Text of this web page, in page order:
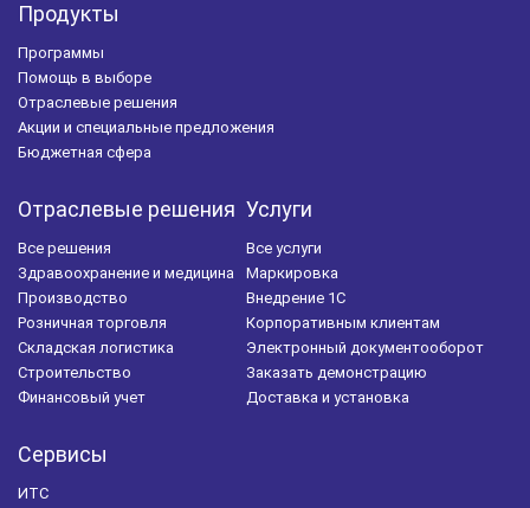
Продукты
Программы
Помощь в выборе
Отраслевые решения
Акции и специальные предложения
Бюджетная сфера
Отраслевые решения
Все решения
Здравоохранение и медицина
Производство
Розничная торговля
Складская логистика
Строительство
Финансовый учет
Услуги
Все услуги
Маркировка
Внедрение 1С
Корпоративным клиентам
Электронный документооборот
Заказать демонстрацию
Доставка и установка
Сервисы
ИТС